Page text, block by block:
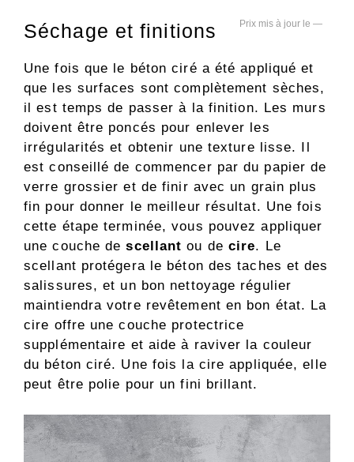
—
Séchage et finitions
Une fois que le béton ciré a été appliqué et
que les surfaces sont complètement sèches,
il est temps de passer à la finition. Les murs
doivent être poncés pour enlever les
irrégularités et obtenir une texture lisse. Il
est conseillé de commencer par du papier de
verre grossier et de finir avec un grain plus
fin pour donner le meilleur résultat. Une fois
cette étape terminée, vous pouvez appliquer
une couche descellant ou de cire. Le
scellant protégera le béton des taches et des
salissures, et un bon nettoyage régulier
maintiendra votre revêtement en bon état. La
cire offre une couche protectrice
supplémentaire et aide à raviver la couleur
du béton ciré. Une fois la cire appliquée, elle
peut être polie pour un fini brillant.